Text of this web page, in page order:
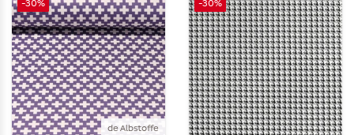
de Albstoffe
-30% -30%